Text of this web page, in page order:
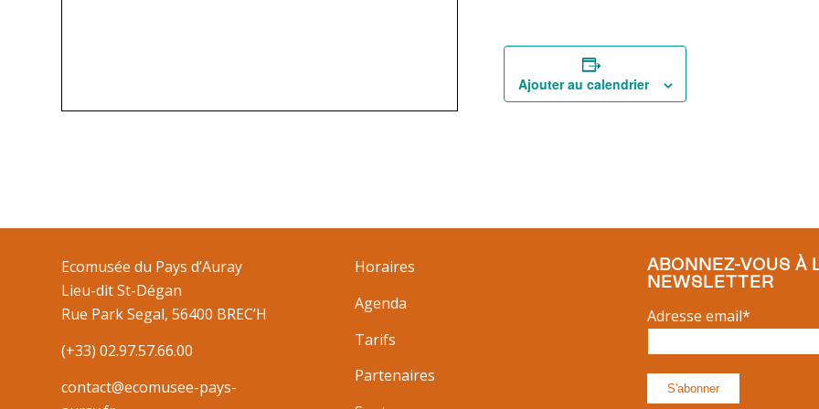
Ajouter au calendrier
Ecomusée du Pays d’Auray
Lieu-dit St-Dégan
Rue Park Segal, 56400 BREC’H
(+33) 02.97.57.66.00
contact@ecomusee-pays-
Horaires
Agenda
Tarifs
Partenaires
ABONNEZ-VOUS À
NEWSLETTER
Adresse email*